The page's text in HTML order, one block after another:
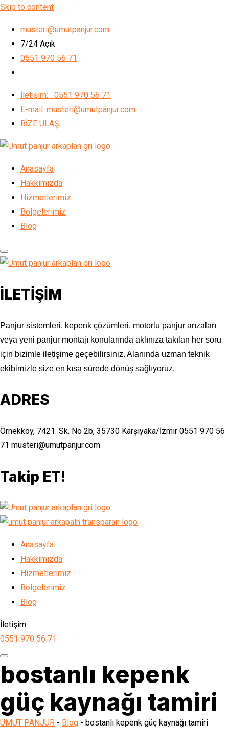
Skip to content
musteri@umutpanjur.com
7/24 Açık
0551 970 56 71
İletişim: 0551 970 56 71
E-mail: musteri@umutpanjur.com
BİZE ULAŞ
Anasayfa
Hakkımızda
Hizmetlerimiz
Bölgelerimiz
Blog
İLETİŞİM
Panjur sistemleri, kepenk çözümleri, motorlu panjur arızaları
veya yeni panjur montajı konularında aklınıza takılan her soru
için bizimle iletişime geçebilirsiniz. Alanında uzman teknik
ekibimizle size en kısa sürede dönüş sağlıyoruz.
ADRES
Örnekköy, 7421. Sk. No 2b, 35730 Karşıyaka/İzmir 0551 970 56
71 musteri@umutpanjur.com
Takip ET!
Anasayfa
Hakkımızda
Hizmetlerimiz
Bölgelerimiz
Blog
İletişim:
0551 970 56 71
bostanlı kepenk
güç kaynağı tamiri
UMUT PANJUR - Blog - bostanlı kepenk güç kaynağı tamiri